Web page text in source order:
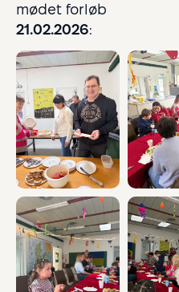
mødet forløb
21.02.2026: